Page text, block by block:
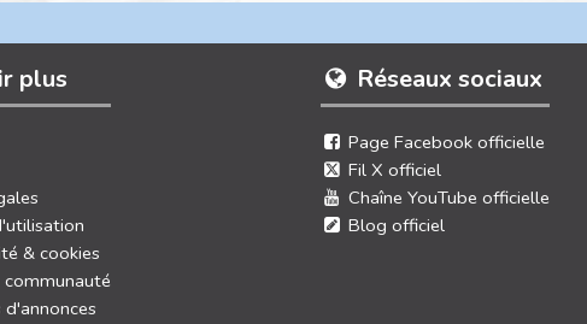
Réseaux sociaux
Page Facebook officielle
Fil X officiel
Chaîne YouTube officielle
Blog officiel
plus
& cookies
d'annonces